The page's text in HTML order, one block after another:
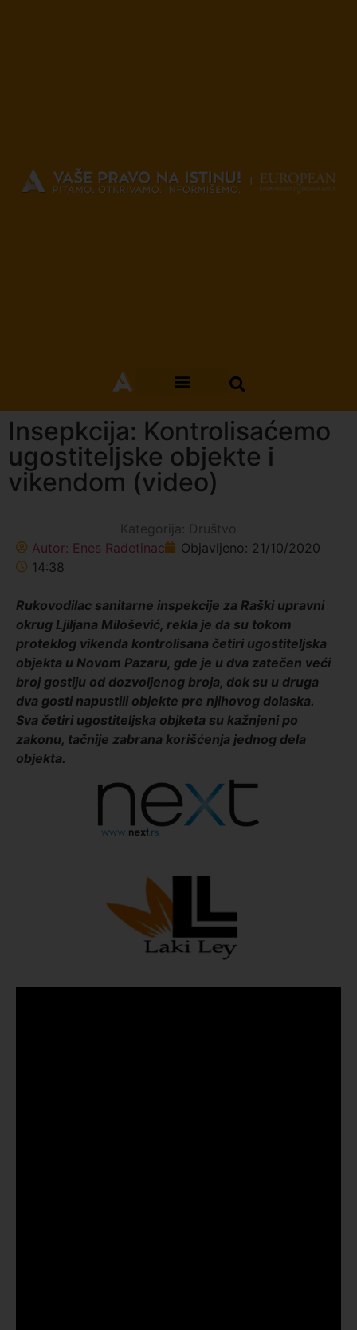
Insepkcija: Kontrolisaćemo
ugostiteljske objekte i
vikendom (video)
Kategorija: Društvo
Autor: Enes Radetinac Objavljeno: 21/10/2020
14:38
Rukovodilac sanitarne inspekcije za Raški upravni
okrug Ljiljana Milošević, rekla je da su tokom
proteklog vikenda kontrolisana četiri ugostiteljska
objekta u Novom Pazaru, gde je u dva zatečen veći
broj gostiju od dozvoljenog broja, dok su u druga
dva gosti napustili objekte pre njihovog dolaska.
Sva četiri ugostiteljska objketa su kažnjeni po
zakonu, tačnije zabrana korišćenja jednog dela
objekta.